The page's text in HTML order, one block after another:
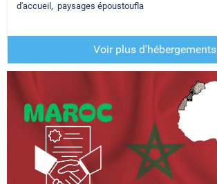
d'accueil, paysages époustoufla
Voir plus d'hébergements